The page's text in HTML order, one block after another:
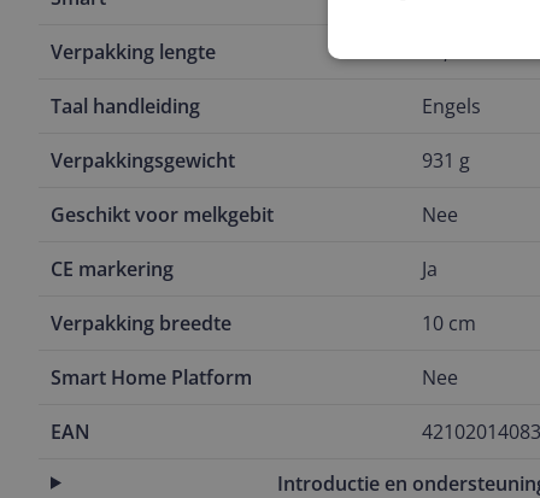
Verpakking lengte
Taal handleiding Engels
Verpakkingsgewicht 931 g
Geschikt voor melkgebit Nee
CE markering Ja
Verpakking breedte 10 cm
Smart Home Platform Nee
EAN
Introductie en